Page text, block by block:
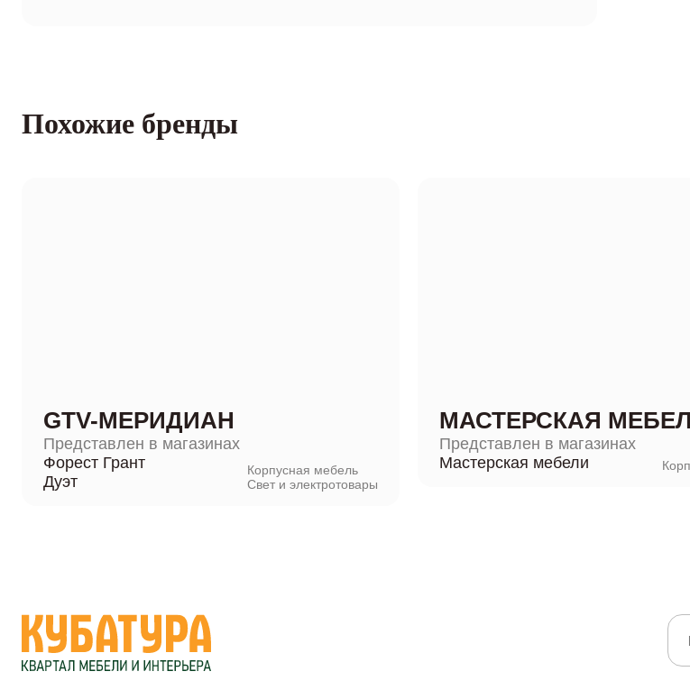
Похожие бренды
GTV-МЕРИДИАН
Представлен в магазинах
Форест Грант
Дуэт
Корпусная мебель
Свет и электротовары
МАСТЕРСКАЯ
Представлен в магазинах
Мастерская мебели